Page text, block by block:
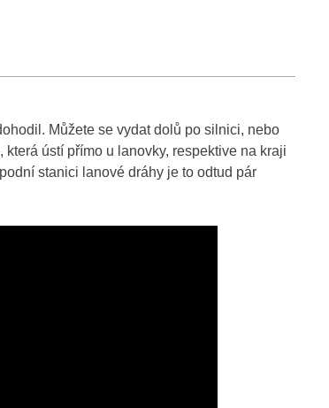
Můžete se vydat dolů po silnici, nebo
ústí přímo u lanovky, respektive na kraji
stanici lanové dráhy je to odtud pár